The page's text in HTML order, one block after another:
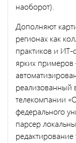
наоборот).
Дополняют
регионах как
практиков и
ярких примеров
реализованный
телекомпании
федерального
парсер
редактирование